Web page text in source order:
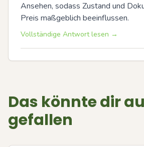
Ansehen, sodass Zustand und
Preis maßgeblich beeinflussen.
Vollständige Antwort lesen →
Das könnte dir
gefallen